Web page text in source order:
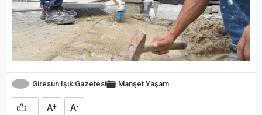
Giresun Işık Gazetesi Manşet Yaşam
A+ A-